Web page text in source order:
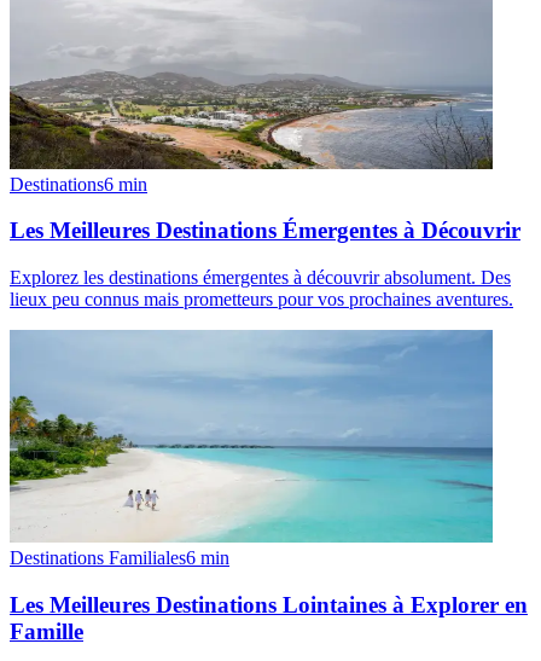
Destinations6 min
Les Meilleures Destinations Émergentes à Découvrir
Explorez les destinations émergentes à découvrir absolument. Des
lieux peu connus mais prometteurs pour vos prochaines aventures.
Destinations Familiales6 min
Les Meilleures Destinations Lointaines à Explorer en
Famille